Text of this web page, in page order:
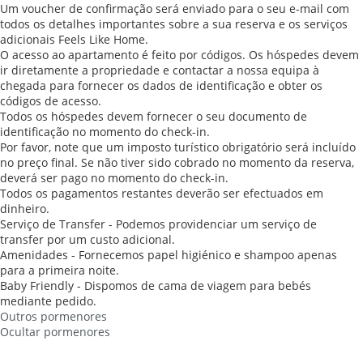
Um voucher de confirmação será enviado para o seu e-mail com
todos os detalhes importantes sobre a sua reserva e os serviços
adicionais Feels Like Home.
O acesso ao apartamento é feito por códigos. Os hóspedes devem
ir diretamente a propriedade e contactar a nossa equipa à
chegada para fornecer os dados de identificação e obter os
códigos de acesso.
Todos os hóspedes devem fornecer o seu documento de
identificação no momento do check-in.
Por favor, note que um imposto turístico obrigatório será incluído
no preço final. Se não tiver sido cobrado no momento da reserva,
deverá ser pago no momento do check-in.
Todos os pagamentos restantes deverão ser efectuados em
dinheiro.
Serviço de Transfer - Podemos providenciar um serviço de
transfer por um custo adicional.
Amenidades - Fornecemos papel higiénico e shampoo apenas
para a primeira noite.
Baby Friendly - Dispomos de cama de viagem para bebés
mediante pedido.
Outros pormenores
Ocultar pormenores